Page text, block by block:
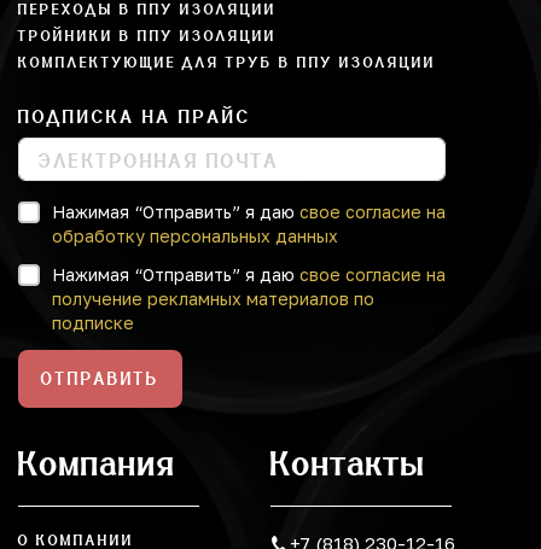
ПЕРЕХОДЫ В ППУ ИЗОЛЯЦИИ
ТРОЙНИКИ В ППУ ИЗОЛЯЦИИ
КОМПЛЕКТУЮЩИЕ ДЛЯ ТРУБ В ППУ ИЗОЛЯЦИИ
ПОДПИСКА НА ПРАЙС
Нажимая “Отправить” я даю свое согласие на
обработку персональных данных
Нажимая “Отправить” я даю свое согласие на
получение рекламных материалов по
подписке
ОТПРАВИТЬ
Компания
О КОМПАНИИ
Контакты
+7 (818) 230-12-16